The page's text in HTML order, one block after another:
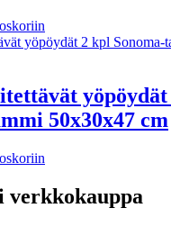
50x30x47 cm
verkkokauppa